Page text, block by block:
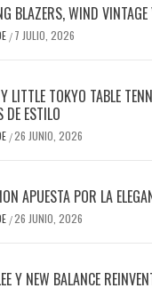
BLAZERS, WIND
/ 7 JULIO, 2026
LITTLE TOKYO TABLE
DE ESTILO
/26 JUNIO, 2026
APUESTA POR LA
/26 JUNIO, 2026
Y NEW BALANCE